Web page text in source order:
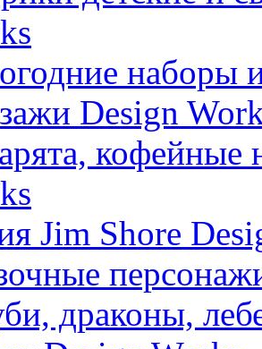
наборы
Design
кофейные
Jim Shore
драконы,